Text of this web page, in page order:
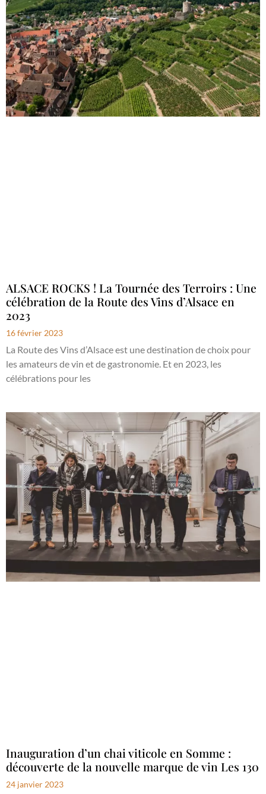
ALSACE ROCKS ! La Tournée des Terroirs : Une
célébration de la Route des Vins d’Alsace en
2023
16 février 2023
La Route des Vins d’Alsace est une destination de choix pour
les amateurs de vin et de gastronomie. Et en 2023, les
célébrations pour les
Inauguration d’un chai viticole en Somme :
découverte de la nouvelle marque de vin Les 130
24 janvier 2023